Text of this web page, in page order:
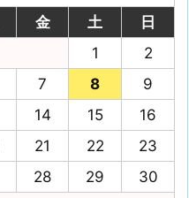
金 土
日
1
2
7 8
9
14 15
16
21 22
23
28 29
30